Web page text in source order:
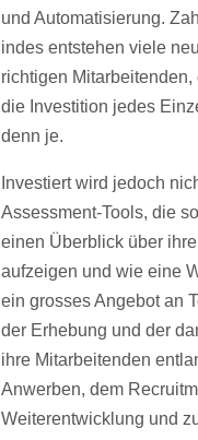
und Automatisierung.
indes entstehen viele
richtigen
die Investition jedes
denn je.
Investiert wird jedoch
Assessment-Tools, die
einen Überblick über
aufzeigen und wie eine
ein grosses Angebot an
der Erhebung und der
ihre Mitarbeitenden
Anwerben, dem
Weiterentwicklung und